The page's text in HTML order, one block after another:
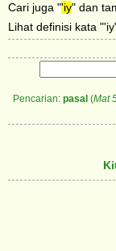
Cari juga "'iy" dan
Lihat definisi kata
Pencarian: pasal (Mat